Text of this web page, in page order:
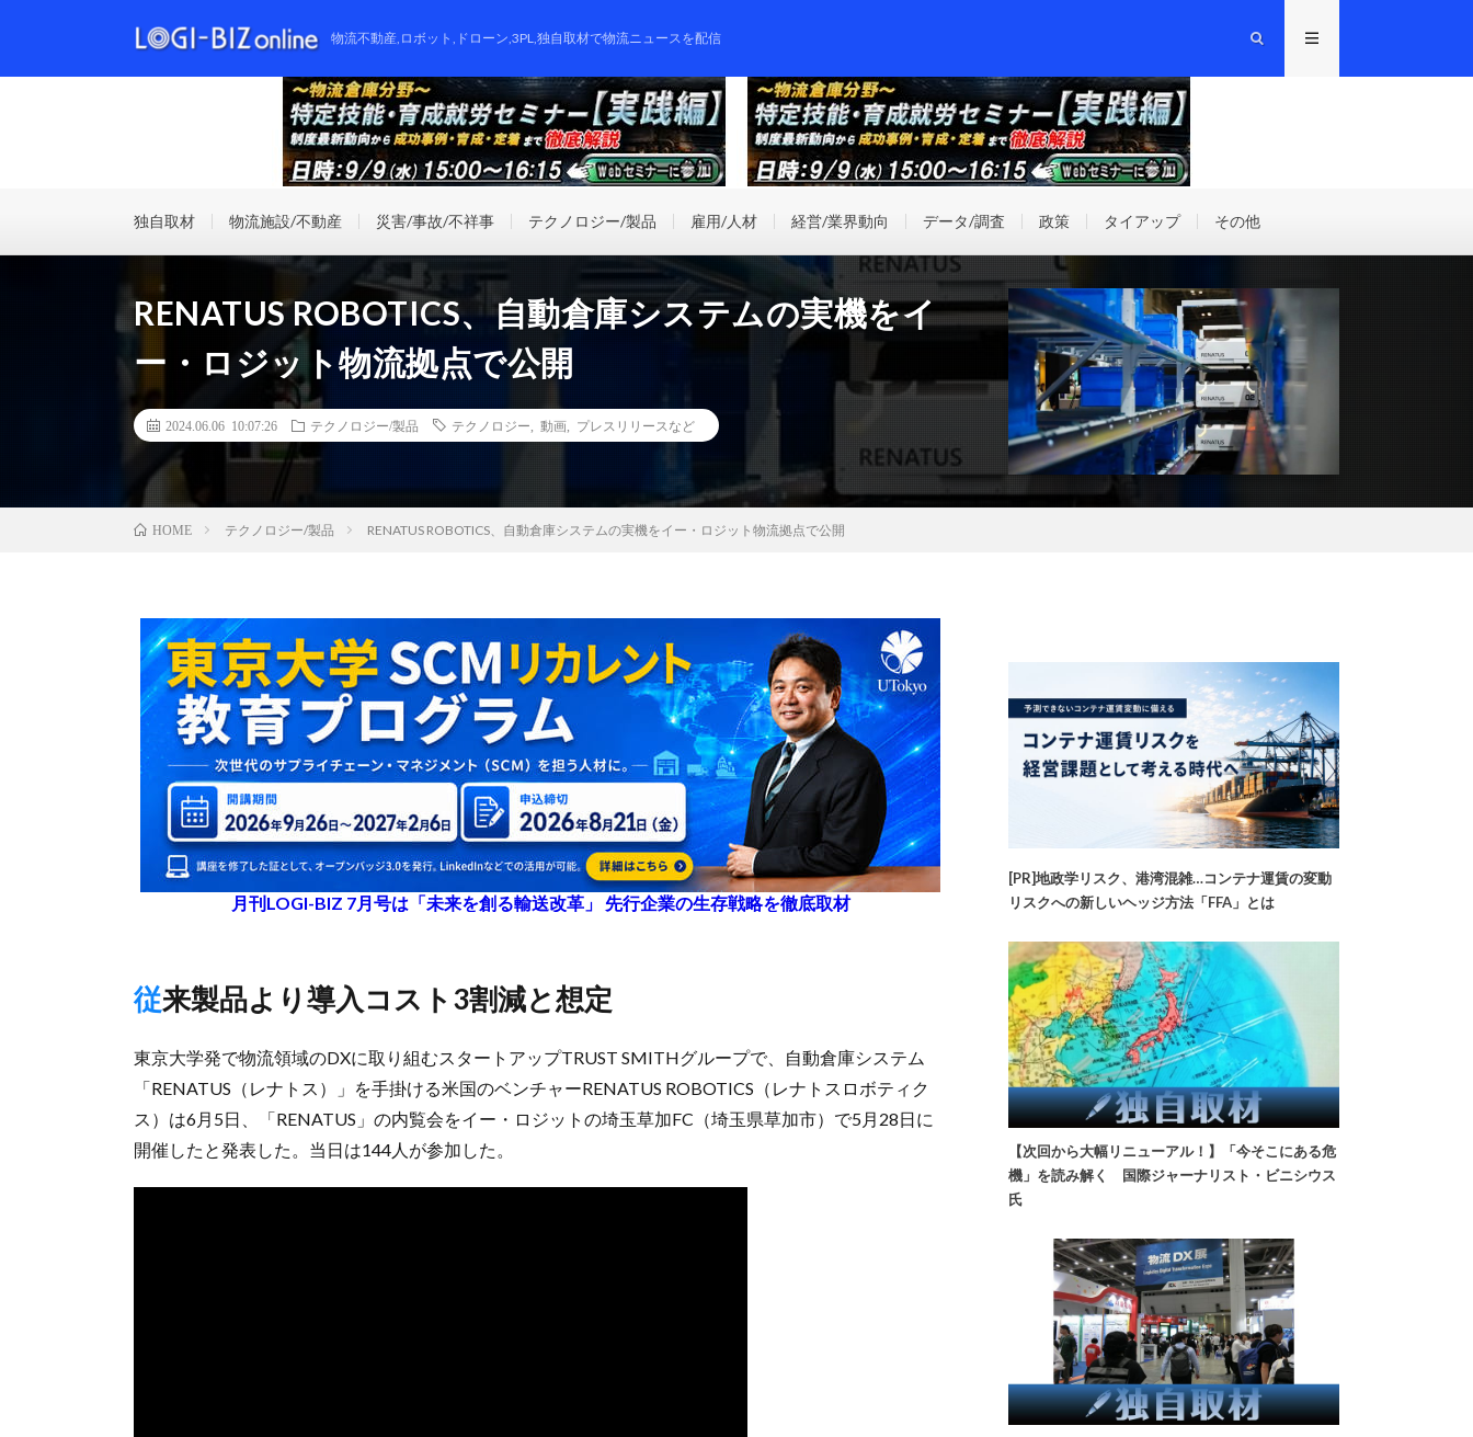
物流不動産,ロボット,ドローン,3PL,独自取材で物流ニュースを配信
独自取材 物流施設/不動産 災害/事故/不祥事 テクノロジー/製品 雇用/人材 経営/業界動向 データ/調査 政策 タイアップ その他
RENATUS ROBOTICS、自動倉庫システムの実機をイ
ー・ロジット物流拠点で公開
2024.06.06 10:07:26 テクノロジー/製品 テクノロジー 動画 プレスリリースなど
HOME テクノロジー/製品 RENATUS ROBOTICS、自動倉庫システムの実機をイー・ロジット物流拠点で公開
月刊LOGI-BIZ 7月号は「未来を創る輸送改革」 先行企業の生存戦略を徹底取材
従来製品より導入コスト3割減と想定
東京大学発で物流領域のDXに取り組むスタートアップTRUST SMITHグループで、自動倉庫システム
「RENATUS（レナトス）」を手掛ける米国のベンチャーRENATUS ROBOTICS（レナトスロボティク
ス）は6月5日、「RENATUS」の内覧会をイー・ロジットの埼玉草加FC（埼玉県草加市）で5月28日に
開催したと発表した。当日は144人が参加した。
[PR]地政学リスク、港湾混雑…コンテナ運賃の変動
リスクへの新しいヘッジ方法「FFA」とは
【次回から大幅リニューアル！】「今そこにある危
機」を読み解く 国際ジャーナリスト・ビニシウス
氏